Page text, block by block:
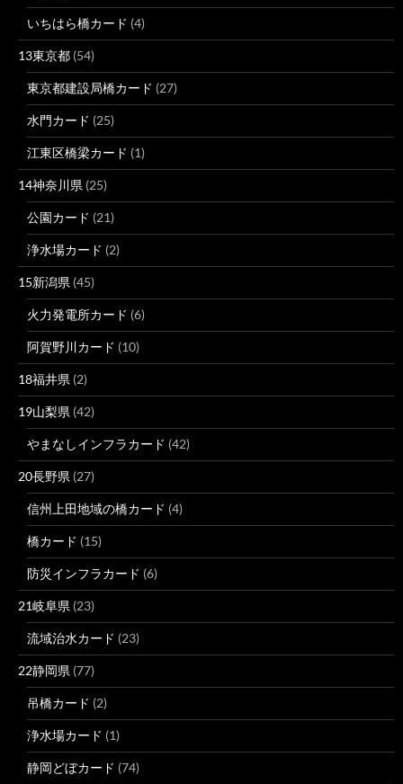
いちはら橋カード (4)
13東京都 (54)
東京都建設局橋カード (27)
水門カード (25)
江東区橋梁カード (1)
14神奈川県 (25)
公園カード (21)
浄水場カード (2)
15新潟県 (45)
火力発電所カード (6)
阿賀野川カード (10)
18福井県 (2)
19山梨県 (42)
やまなしインフラカード (42)
20長野県 (27)
信州上田地域の橋カード (4)
橋カード (15)
防災インフラカード (6)
21岐阜県 (23)
流域治水カード (23)
22静岡県 (77)
吊橋カード (2)
浄水場カード (1)
静岡どぼカード (74)